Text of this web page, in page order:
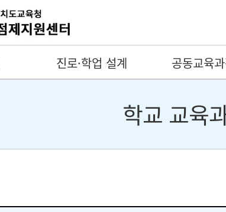
진로·학업 설계 공동교육
학교 교육